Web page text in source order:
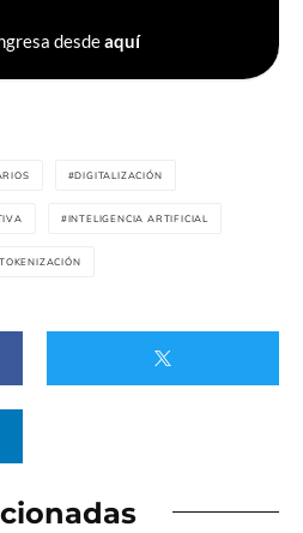
desdeaquí
DIGITALIZACIÓN
INTELIGENCIA ARTIFICIAL
TOKENIZACIÓN